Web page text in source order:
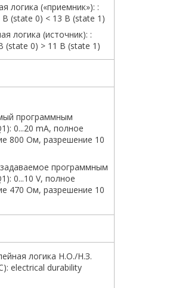
логика («приемник»): :
(state 0) < 13 В (state 1)
логика (источник): :
(state 0) > 11 В (state 1)
программным
0...20 mA, полное
800 Ом, разрешение 10
программным
0...10 V, полное
470 Ом, разрешение 10
логика Н.О./Н.З.
electrical durability